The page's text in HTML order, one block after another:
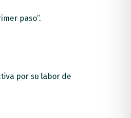
paso”.
por su labor de